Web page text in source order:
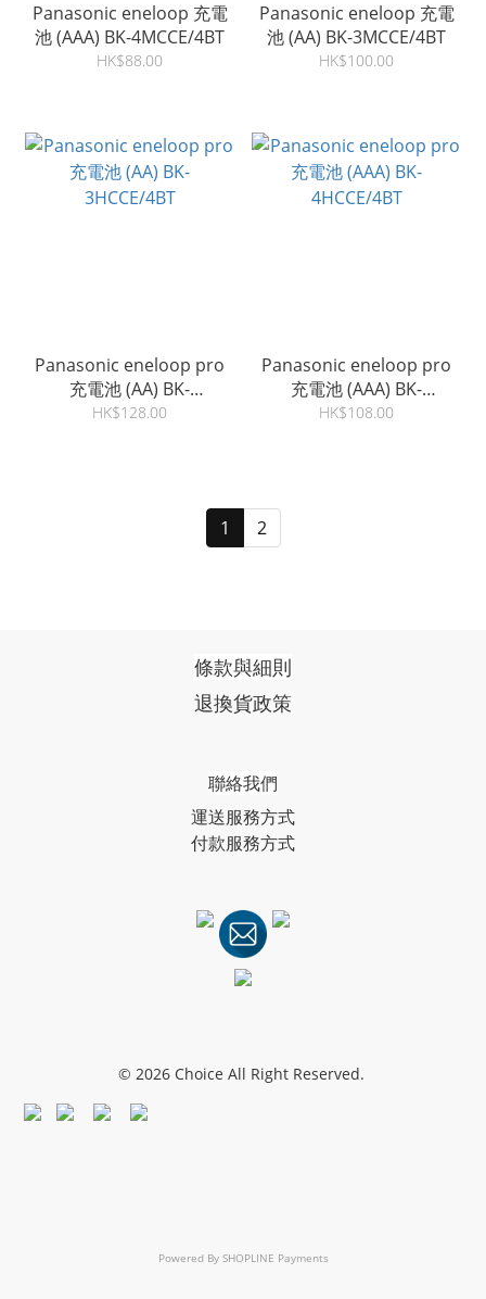
Panasonic eneloop 充電
池 (AAA) BK-4MCCE/4BT
HK$88.00
Panasonic eneloop 充電
池 (AA) BK-3MCCE/4BT
HK$100.00
Panasonic eneloop pro
充電池 (AA) BK-
3HCCE/4BT
HK$128.00
Panasonic eneloop pro
充電池 (AAA) BK-
4HCCE/4BT
HK$108.00
1 2
條款與細則
退換貨政策
聯絡我們
運送服務方式
付款服務方式
© 2026 Choice All Right Reserved.
Powered By SHOPLINE Payments